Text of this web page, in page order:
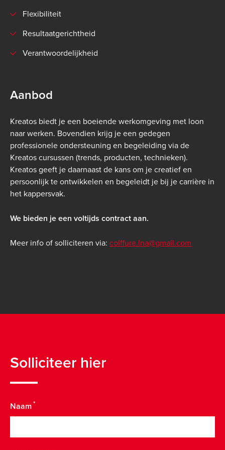
Flexibiliteit
Resultaatgerichtheid
Verantwoordelijkheid
Aanbod
Kreatos biedt je een boeiende werkomgeving met loon
naar werken. Bovendien krijg je een gedegen
professionele ondersteuning en begeleiding via de
Kreatos cursussen (trends, producten, technieken).
Kreatos geeft je daarnaast de kans om je creatief en
persoonlijk te ontwikkelen en begeleidt je bij je carrière in
het kappersvak.
We bieden je een voltijds contract aan.
Meer info of solliciteren via: coiffure.lna@gmail.com
Solliciteer hier
Naam